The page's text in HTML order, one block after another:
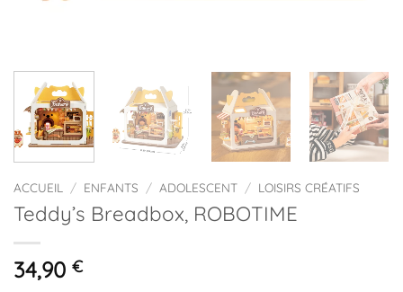
ACCUEIL / ENFANTS / ADOLESCENT / LOISIRS CRÉATIFS
Teddy’s Breadbox, ROBOTIME
34,90 €